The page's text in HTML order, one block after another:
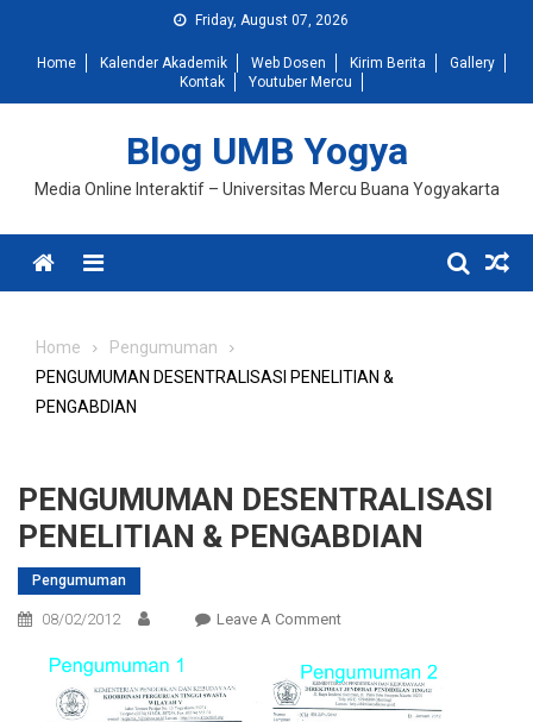
content
Friday, August 07, 2026
Home Kalender Akademik Web Dosen Kirim Berita
Gallery
Kontak
Youtuber Mercu
Blog UMB Yogya
Media Online Interaktif – Universitas Mercu Buana Yogyakarta
Menu
Home
Pengumuman
PENGUMUMAN DESENTRALISASI PENELITIAN &
PENGABDIAN
PENGUMUMAN DESENTRALISASI
PENELITIAN & PENGABDIAN
Pengumuman
08/02/2012 Leave A CommentOn
DESENTRALISASI
PENELITIAN